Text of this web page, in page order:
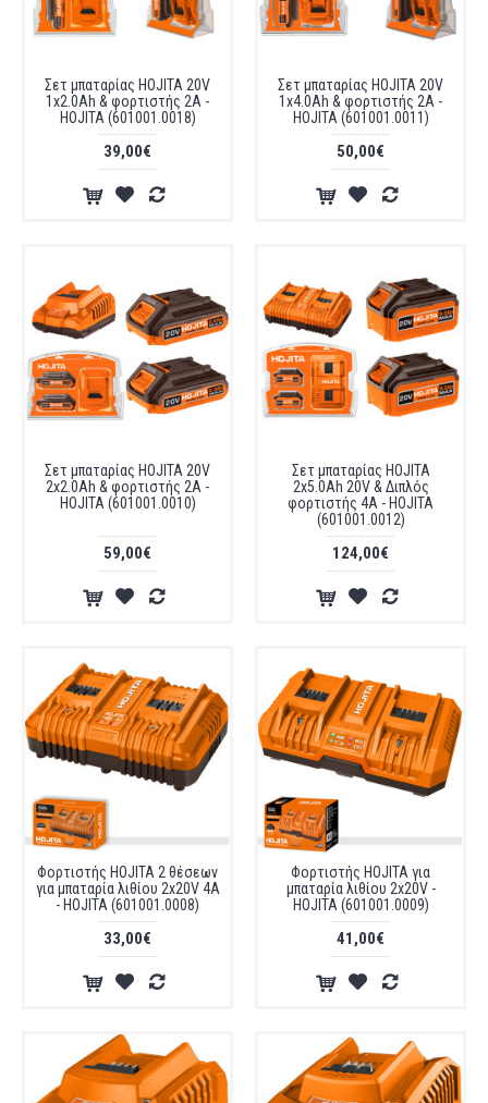
Σετ μπαταρίας HOJITA 20V
1x2.0Ah & φορτιστής 2Α -
HOJITA (601001.0018)
39,00€
Σετ μπαταρίας HOJITA 20V
1x4.0Ah & φορτιστής 2Α -
HOJITA (601001.0011)
50,00€
Σετ μπαταρίας HOJITA 20V
2x2.0Ah & φορτιστής 2Α -
HOJITA (601001.0010)
59,00€
Σετ μπαταρίας HOJITA
2x5.0Ah 20V & Διπλός
φορτιστής 4Α - HOJITA
(601001.0012)
124,00€
Φορτιστής HOJITA 2 θέσεων
για μπαταρία λιθίου 2x20V 4A
- HOJITA (601001.0008)
33,00€
Φορτιστής HOJITA για
μπαταρία λιθίου 2x20V -
HOJITA (601001.0009)
41,00€